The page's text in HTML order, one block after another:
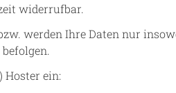
widerrufbar.
werden Ihre Daten nur
Hoster ein: